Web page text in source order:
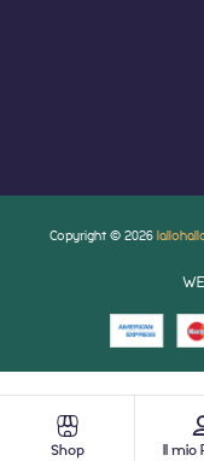
Shop Il mio
Copyright © 2026